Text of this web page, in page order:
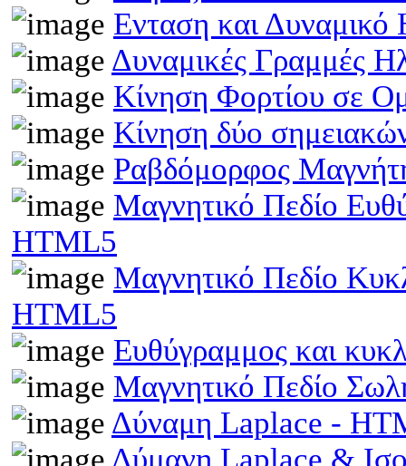
Ενταση και
Δυναμικές Γραμμές
Κίνηση Φορτίου σε
Κίνηση δύο
Ραβδόμορφος
Μαγνητικό Πεδίο
HTML5
Μαγνητικό Πεδίο
HTML5
Ευθύγραμμος και
Μαγνητικό Πεδίο
Δύναμη Laplace -